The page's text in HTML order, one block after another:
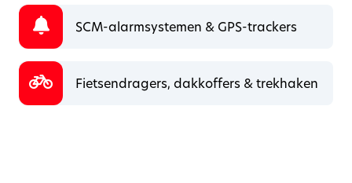
SCM-alarmsystemen & GPS-trackers
Fietsendragers, dakkoffers & trekhaken